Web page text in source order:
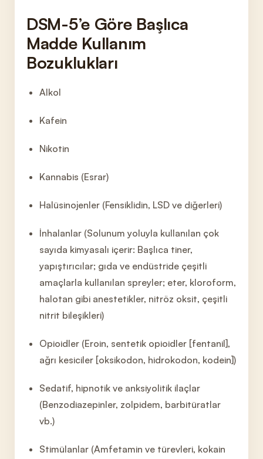
DSM-5’e Göre Başlıca
Madde Kullanım
Bozuklukları
Alkol
Kafein
Nikotin
Kannabis (Esrar)
Halüsinojenler (Fensiklidin, LSD ve diğerleri)
İnhalanlar (Solunum yoluyla kullanılan çok
sayıda kimyasalı içerir: Başlıca tiner,
yapıştırıcılar; gıda ve endüstride çeşitli
amaçlarla kullanılan spreyler; eter, kloroform,
halotan gibi anestetikler, nitröz oksit, çeşitli
nitrit bileşikleri)
Opioidler (Eroin, sentetik opioidler [fentanil],
ağrı kesiciler [oksikodon, hidrokodon, kodein])
Sedatif, hipnotik ve anksiyolitik ilaçlar
(Benzodiazepinler, zolpidem, barbitüratlar
vb.)
Stimülanlar (Amfetamin ve türevleri, kokain